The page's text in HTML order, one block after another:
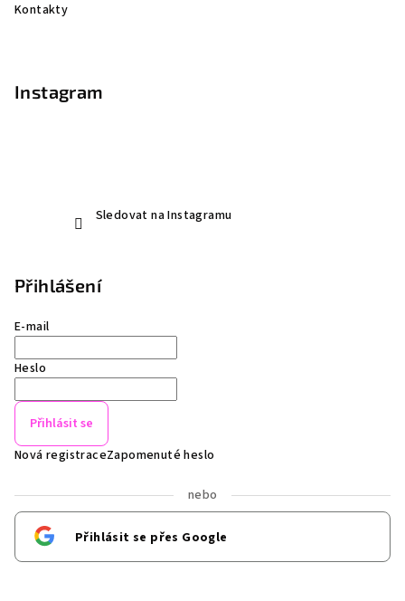
Kontakty
Instagram
Sledovat na Instagramu
Přihlášení
E-mail
Heslo
Přihlásit se
Nová registraceZapomenuté heslo
nebo
Přihlásit se přes Google